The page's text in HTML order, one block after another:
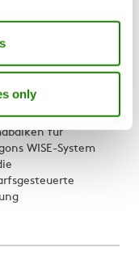
only
für
WISE-System